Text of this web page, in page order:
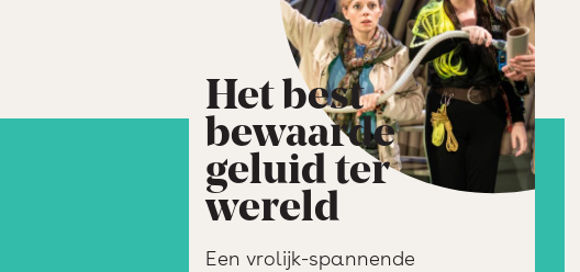
Het best
bewaarde
geluid ter
wereld
Een vrolijk-spannende